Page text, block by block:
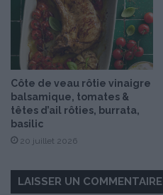
Côte de veau rôtie vinaigre
balsamique, tomates &
têtes d’ail rôties, burrata,
basilic
20 juillet 2026
LAISSER UN COMMENTAIRE